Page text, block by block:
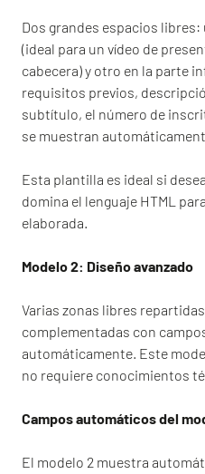
Dos grandes espacios
(ideal para un vídeo de
cabecera) y otro en la parte
requisitos previos,
subtítulo, el número de
se muestran
Esta plantilla es ideal si
domina el lenguaje HTML
elaborada.
Modelo 2: Diseño avanzado
Varias zonas libres
complementadas con
automáticamente. Este
no requiere conocimientos
Campos automáticos del
El modelo 2 muestra